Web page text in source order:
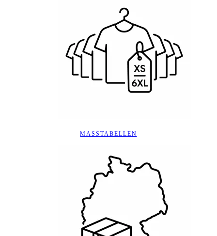
MASSTABELLEN